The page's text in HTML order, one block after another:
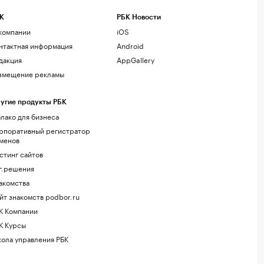
информация
рекламы
продукты РБК
для бизнеса
регистратор
сайтов
знакомств podbor.ru
Компании
Курсы
управления РБК
РБК Новости
iOS
Android
AppGallery